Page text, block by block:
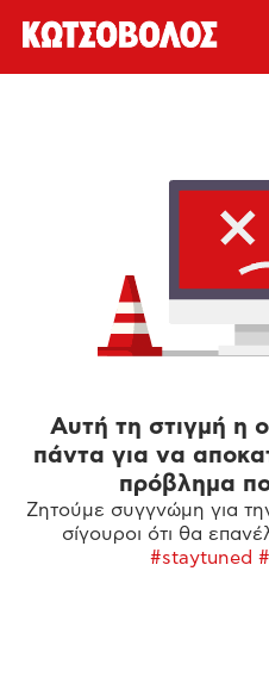
Αυτή τη στιγμή η
πάντα για να
πρόβλημα
Ζητούμε συγγνώμη για
σίγουροι ότι θα
#staytuned